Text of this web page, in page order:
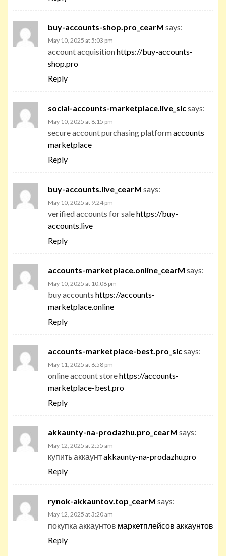
buy-accounts-shop.pro_cearM says:
May 10, 2025 at 5:03 pm
account acquisitionhttps://buy-accounts-
shop.pro
Reply
social-accounts-marketplace.live_sicsays:
May 10, 2025 at 8:15 pm
secure account purchasing platformaccounts
marketplace
Reply
buy-accounts.live_cearM says:
May 10, 2025 at 9:24 pm
verified accounts for salehttps://buy-
accounts.live
Reply
accounts-marketplace.online_cearM says:
May 10, 2025 at 10:08 pm
buy accounts https://accounts-
marketplace.online
Reply
accounts-marketplace-best.pro_sicsays:
May 11, 2025 at 6:58 pm
online account storehttps://accounts-
marketplace-best.pro
Reply
akkaunty-na-prodazhu.pro_cearM says:
May 12, 2025 at 2:55 am
купить аккаунтakkaunty-na-prodazhu.pro
Reply
rynok-akkauntov.top_cearM says:
May 12, 2025 at 3:20 am
покупка аккаунтов маркетплейсов аккаунтов
Reply